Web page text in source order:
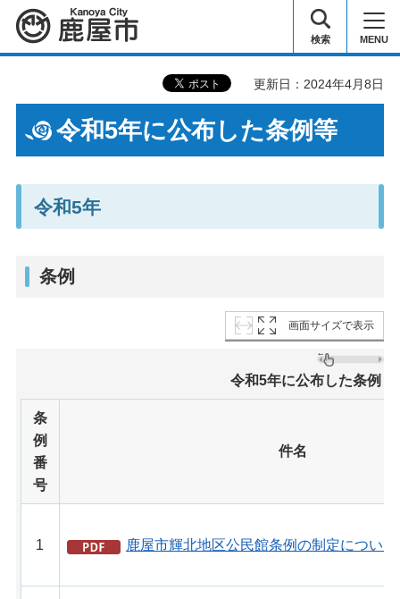
鹿屋市 検索 MENU
更新日：2024年4月8日
令和5年に公布した条例等
令和5年
条例
画面サイズで表示
令和5年に公布した条例
条
例
番
号
件名
1 鹿屋市輝北地区公民館条例の制定につい